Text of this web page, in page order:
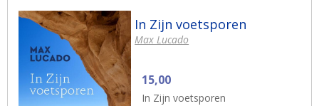
In Zijn voetsporen
Max Lucado
15,00
In Zijn voetsporen